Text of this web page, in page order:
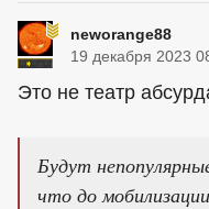
neworange88
19 декабря 2023
Это не театр
Будут
что до